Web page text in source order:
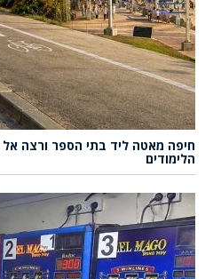
חיפה מאטה ליד בתי הספר ורצה
הלימודים